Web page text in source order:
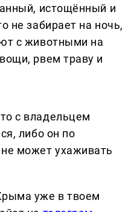
истощённый и
не забирает на ночь,
с животными на
рвем траву и
с владельцем
либо он по
может ухаживать
уже в твоем